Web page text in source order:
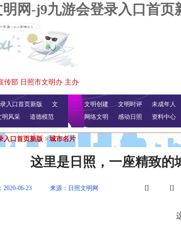
明网-j9九游会登录入口首页
传部 日照市文明办 主办
入口首页新版
文
明播报
公益视频
明风采 道德模范
文明创建 文明时评
未成年人
网络文明
感动日照 资料中心
入口首页新版 > 城市名片
这里是日照，一座精致的
2020-06-23 来源：日照文明网 [] []